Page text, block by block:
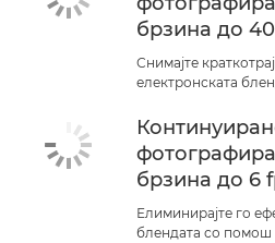
брзина до
Снимајте
електронската
брзина до 6
Елиминирајте го
блендата со помош